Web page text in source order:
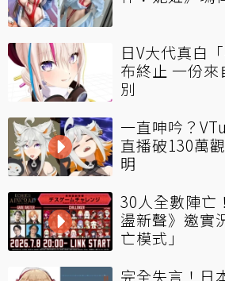
日V大代真白
布終止 一份
別
一直呻吟？
直播破130萬
明
30人全數陣亡
盪新聲》邀實
亡模式」
完全失言！日